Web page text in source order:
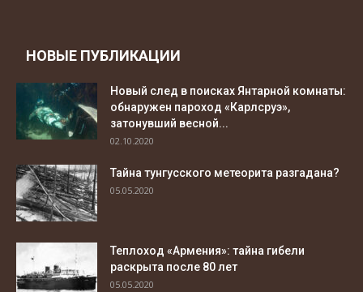
НОВЫЕ ПУБЛИКАЦИИ
Новый след в поисках Янтарной комнаты:
обнаружен пароход «Карлсруэ»,
затонувший весной...
02.10.2020
Тайна тунгусского метеорита разгадана?
05.05.2020
Теплоход «Армения»: тайна гибели
раскрыта после 80 лет
05.05.2020